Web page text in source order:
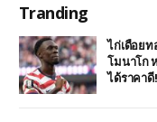
Tranding
ไก่เดือยท
โมนาโก
ได้ราคา